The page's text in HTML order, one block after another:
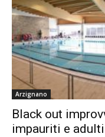
Arzignano
Black out
impauriti e